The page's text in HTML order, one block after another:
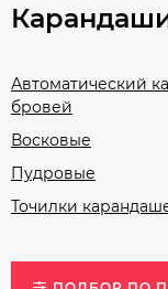
Автоматический
бровей
Восковые
Пудровые
Точилки